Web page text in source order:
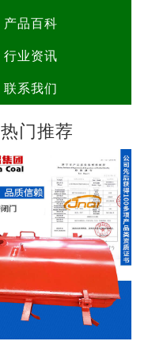
产品百科
行业资讯
联系我们
热门推荐